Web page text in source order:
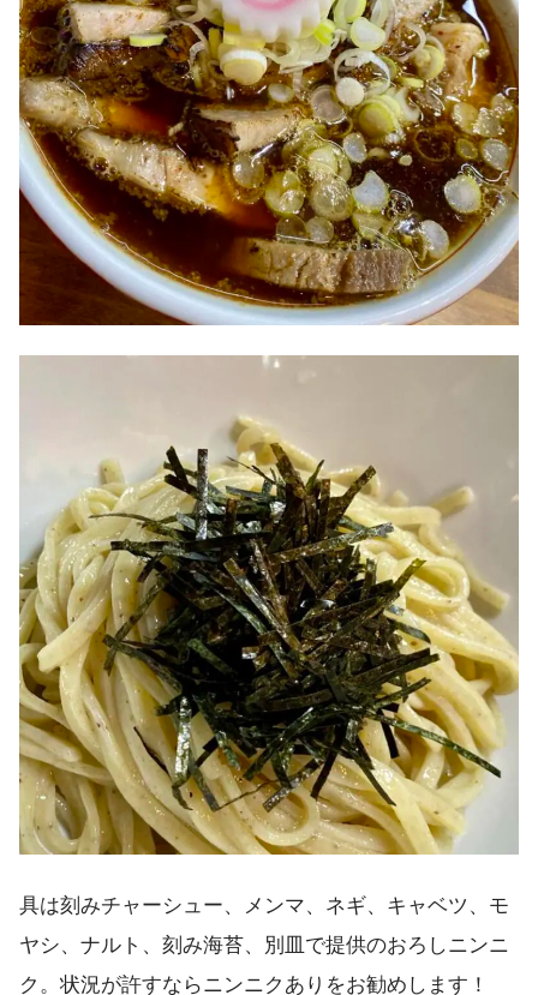
具は刻みチャーシュー、メンマ、ネギ、キャベツ、モ
ヤシ、ナルト、刻み海苔、別皿で提供のおろしニンニ
ク。状況が許すならニンニクありをお勧めします！